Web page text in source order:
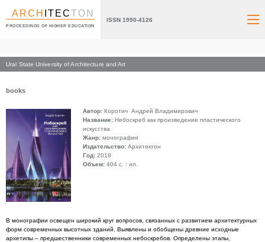
ARCH ITECTON
PROCEEDINGS OF HIGHER EDUCATION
ISSN 1990-4126
Ural State University of Architecture and Art
Index page
books
Автор: Коротич Андрей Владимирович
Название: Небоскреб как произведение пластического
искусства
Жанр: монография
Издательство: Архитектон
Год: 2018
Объем: 404 с. : ил.
В монографии освещен широкий круг вопросов, связанных с развитием архитектурных
форм современных высотных зданий. Выявлены и обобщены древние исходные
архетипы – предшественники современных небоскребов. Определены этапы,